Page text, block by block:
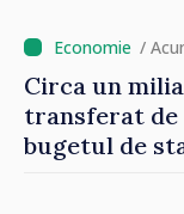
/
Circa un
transferat de
bugetul de